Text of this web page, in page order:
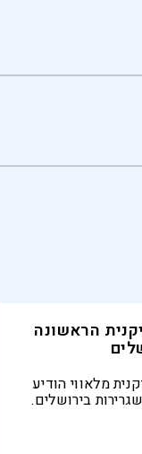
הראשונה
מלאווי הודיע
בירושלים.
מעגל השלום"